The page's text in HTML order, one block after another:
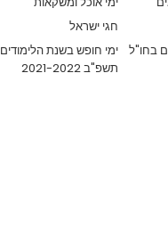
חגי ישראל
ימי חופש בשנת הלימודים
תשפ"ב 2021-2022
בחו"ל